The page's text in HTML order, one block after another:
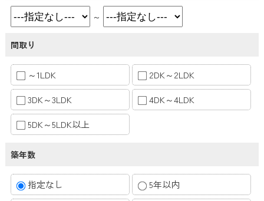
～
間取り
～1LDK
2DK～2LDK
3DK～3LDK
4DK～4LDK
5DK～5LDK以上
築年数
指定なし
5年以内